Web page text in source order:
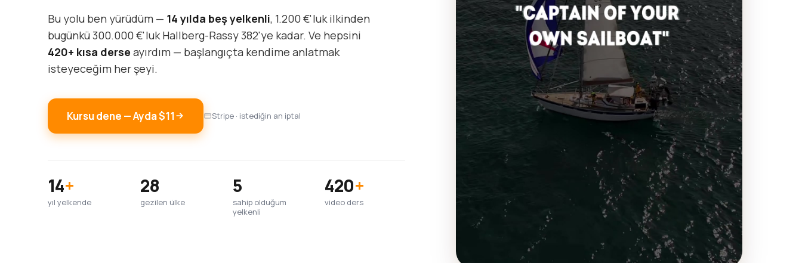
Bu yolu ben yürüdüm — 14 yılda beş yelkenli, 1.200 €'luk ilkinden
bugünkü 300.000 €'luk Hallberg-Rassy 382'ye kadar. Ve hepsini
420+ kısa derse ayırdım — başlangıçta kendime anlatmak
isteyeceğim her şeyi.
Kursu dene — Ayda $11 Stripe · istediğin an iptal
14+
yıl yelkende
28
gezilen ülke
5
sahip olduğum
yelkenli
420+
video ders